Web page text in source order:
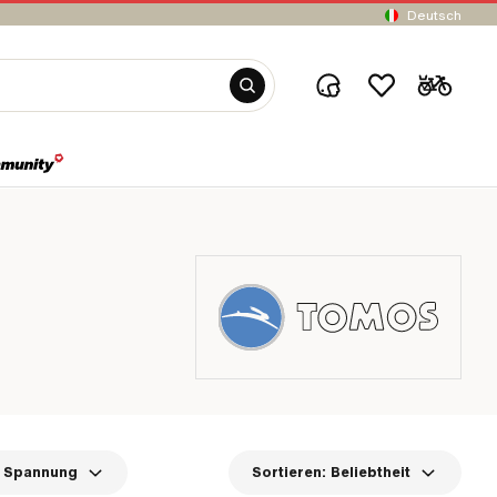
Deutsch
Spannung Sortieren: Beliebtheit